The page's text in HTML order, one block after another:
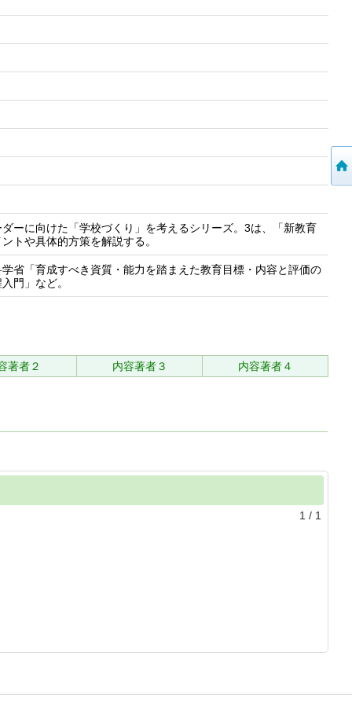
ーに向けた「学校づくり」を考えるシリーズ。3は、「新教育
トや具体的方策を解説する。
省「育成すべき資質・能力を踏まえた教育目標・内容と評価の
門」など。
著者２ 内容著者３ 内容著者４
1 / 1